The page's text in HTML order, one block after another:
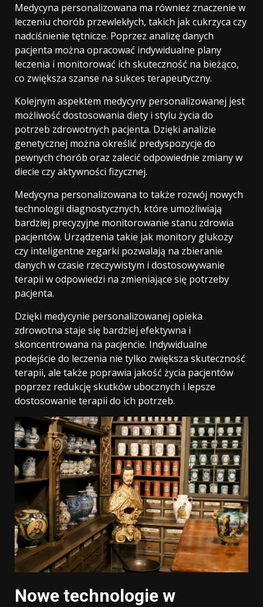
Medycyna personalizowana ma również znaczenie w
leczeniu chorób przewlekłych, takich jak cukrzyca czy
nadciśnienie tętnicze. Poprzez analizę danych
pacjenta można opracować indywidualne plany
leczenia i monitorować ich skuteczność na bieżąco,
co zwiększa szanse na sukces terapeutyczny.
Kolejnym aspektem medycyny personalizowanej jest
możliwość dostosowania diety i stylu życia do
potrzeb zdrowotnych pacjenta. Dzięki analizie
genetycznej można określić predyspozycje do
pewnych chorób oraz zalecić odpowiednie zmiany w
diecie czy aktywności fizycznej.
Medycyna personalizowana to także rozwój nowych
technologii diagnostycznych, które umożliwiają
bardziej precyzyjne monitorowanie stanu zdrowia
pacjentów. Urządzenia takie jak monitory glukozy
czy inteligentne zegarki pozwalają na zbieranie
danych w czasie rzeczywistym i dostosowywanie
terapii w odpowiedzi na zmieniające się potrzeby
pacjenta.
Dzięki medycynie personalizowanej opieka
zdrowotna staje się bardziej efektywna i
skoncentrowana na pacjencie. Indywidualne
podejście do leczenia nie tylko zwiększa skuteczność
terapii, ale także poprawia jakość życia pacjentów
poprzez redukcję skutków ubocznych i lepsze
dostosowanie terapii do ich potrzeb.
Nowe technologie w